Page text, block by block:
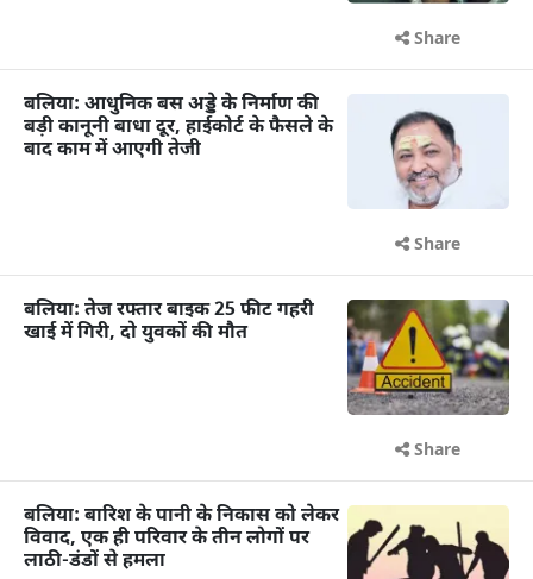
Share
बलिया: आधुनिक बस अड्डे के निर्माण की
बड़ी कानूनी बाधा दूर, हाईकोर्ट के फैसले के
बाद काम में आएगी तेजी
Share
बलिया: तेज रफ्तार बाइक 25 फीट गहरी
खाई में गिरी, दो युवकों की मौत
Share
बलिया: बारिश के पानी के निकास को लेकर
विवाद, एक ही परिवार के तीन लोगों पर
लाठी-डंडों से हमला